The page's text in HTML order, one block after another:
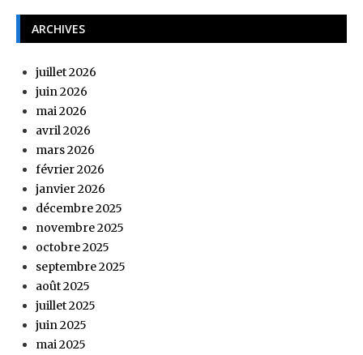
ARCHIVES
juillet 2026
juin 2026
mai 2026
avril 2026
mars 2026
février 2026
janvier 2026
décembre 2025
novembre 2025
octobre 2025
septembre 2025
août 2025
juillet 2025
juin 2025
mai 2025